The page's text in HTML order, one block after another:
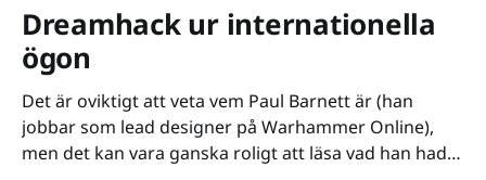
Dreamhack ur internationella
ögon
Det är oviktigt att veta vem Paul Barnett är (han
jobbar som lead designer på Warhammer Online),
men det kan vara ganska roligt att läsa vad han hade